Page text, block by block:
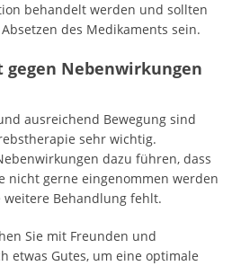
behandelt werden und sollten
des Medikaments sein.
gegen Nebenwirkungen
ausreichend Bewegung sind
sehr wichtig.
dazu führen, dass
nicht gerne eingenommen werden
Behandlung fehlt.
Sie mit Freunden und
etwas Gutes, um eine optimale